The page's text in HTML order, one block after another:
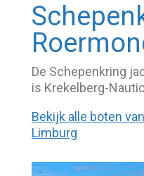
De Schepenkring
is Krekelberg-
Bekijk alle boten
Limburg